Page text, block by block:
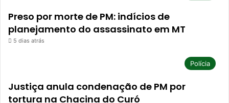
Preso por morte de PM: indícios de
planejamento do assassinato em MT
5 dias atrás
Polícia
Justiça anula condenação de PM por
tortura na Chacina do Curó